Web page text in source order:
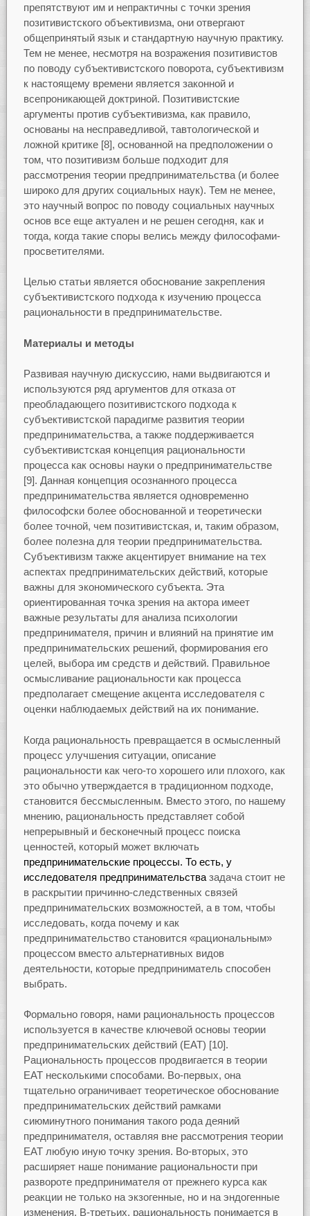
препятствуют им и непрактичны с точки зрения
позитивистского объективизма, они отвергают
общепринятый язык и стандартную научную практику.
Тем не менее, несмотря на возражения позитивистов
по поводу субъективистского поворота, субъективизм
к настоящему времени является законной и
всепроникающей доктриной. Позитивистские
аргументы против субъективизма, как правило,
основаны на несправедливой, тавтологической и
ложной критике [8], основанной на предположении о
том, что позитивизм больше подходит для
рассмотрения теории предпринимательства (и более
широко для других социальных наук). Тем не менее,
это научный вопрос по поводу социальных научных
основ все еще актуален и не решен сегодня, как и
тогда, когда такие споры велись между философами-
просветителями.
Целью статьи является обоснование закрепления
субъективистского подхода к изучению процесса
рациональности в предпринимательстве.
Материалы и методы
Развивая научную дискуссию, нами выдвигаются и
используются ряд аргументов для отказа от
преобладающего позитивистского подхода к
субъективистской парадигме развития теории
предпринимательства, а также поддерживается
субъективистская концепция рациональности
процесса как основы науки о предпринимательстве
[9]. Данная концепция осознанного процесса
предпринимательства является одновременно
философски более обоснованной и теоретически
более точной, чем позитивистская, и, таким образом,
более полезна для теории предпринимательства.
Субъективизм также акцентирует внимание на тех
аспектах предпринимательских действий, которые
важны для экономического субъекта. Эта
ориентированная точка зрения на актора имеет
важные результаты для анализа психологии
предпринимателя, причин и влияний на принятие им
предпринимательских решений, формирования его
целей, выбора им средств и действий. Правильное
осмысливание рациональности как процесса
предполагает смещение акцента исследователя с
оценки наблюдаемых действий на их понимание.
Когда рациональность превращается в осмысленный
процесс улучшения ситуации, описание
рациональности как чего-то хорошего или плохого, как
это обычно утверждается в традиционном подходе,
становится бессмысленным. Вместо этого, по нашему
мнению, рациональность представляет собой
непрерывный и бесконечный процесс поиска
ценностей, который может включать
предпринимательские процессы. То есть, у
исследователя предпринимательства задача стоит не
в раскрытии причинно-следственных связей
предпринимательских возможностей, а в том, чтобы
исследовать, когда почему и как
предпринимательство становится «рациональным»
процессом вместо альтернативных видов
деятельности, которые предприниматель способен
выбрать.
Формально говоря, нами рациональность процессов
используется в качестве ключевой основы теории
предпринимательских действий (EAT) [10].
Рациональность процессов продвигается в теории
EАТ несколькими способами. Во-первых, она
тщательно ограничивает теоретическое обоснование
предпринимательских действий рамками
сиюминутного понимания такого рода деяний
предпринимателя, оставляя вне рассмотрения теории
EAT любую иную точку зрения. Во-вторых, это
расширяет наше понимание рациональности при
развороте предпринимателя от прежнего курса как
реакции не только на экзогенные, но и на эндогенные
изменения. В-третьих, рациональность понимается в